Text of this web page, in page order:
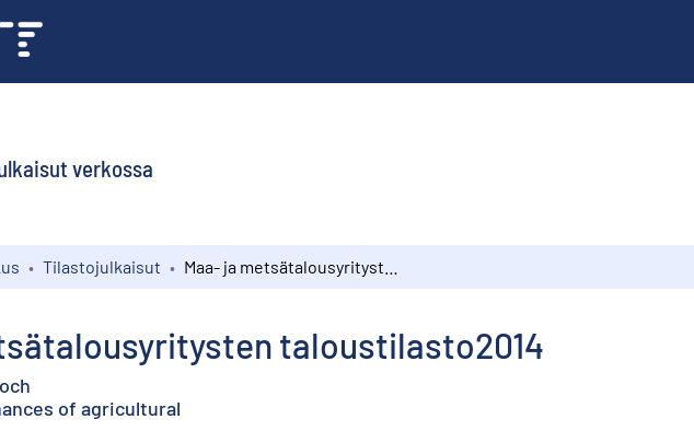
verkossa
Tilastojulkaisut
taloustilasto2014
of agricultural